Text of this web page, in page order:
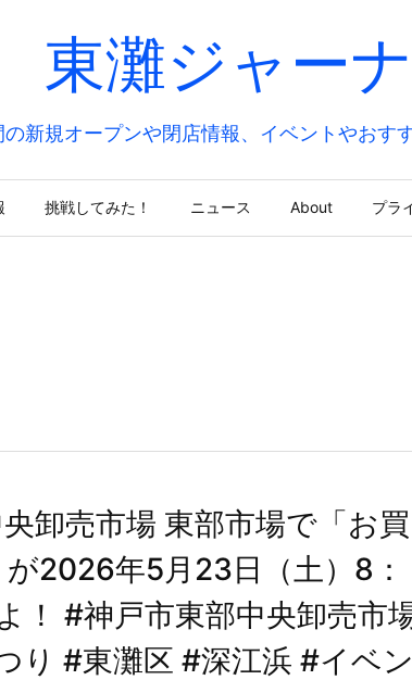
東灘ジャー
新規オープンや閉店情報、イベントやおす
挑戦してみた！ ニュース About プラ
卸売市場 東部市場で「お買
2026年5月23日（土）8：
！ #神戸市東部中央卸売市
り #東灘区 #深江浜 #イベン